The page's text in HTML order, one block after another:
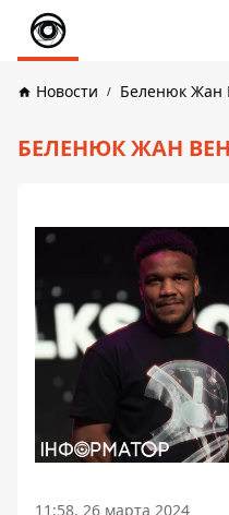
Новости Беленюк Жан
БЕЛЕНЮК ЖАН
11:58, 26 марта 2024